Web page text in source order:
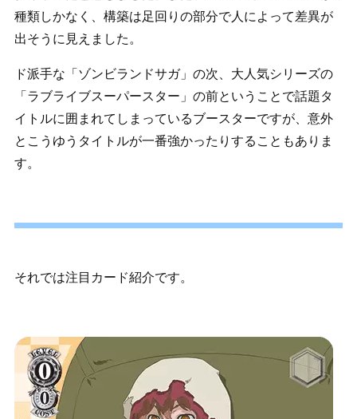
種類しかなく、構築は足回りの部分で人によって差異が
出そうに見えました。
ド派手な「ゾンビランドサガ」の次、大人気シリーズの
「ラブライブスーパースター」の前ということで話題タ
イトルに囲まれてしまっているブースターですが、意外
とこうゆうタイトルが一番強かったりすることもありま
す。
それでは注目カード紹介です。